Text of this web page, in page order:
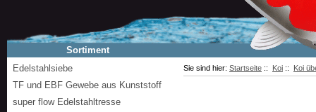
Sie sind hier: Startseite :: Koi :: Koi
Sortiment
Edelstahlsiebe
TF und EBF Gewebe aus Kunststoff
super flow Edelstahltresse